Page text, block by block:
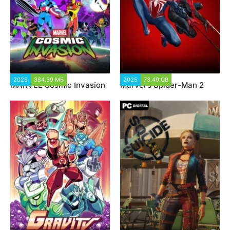
2025 384.39 МБ
MARVEL Cosmic Invasion
2025 73.49 GB
Marvel's Spider-Man 2